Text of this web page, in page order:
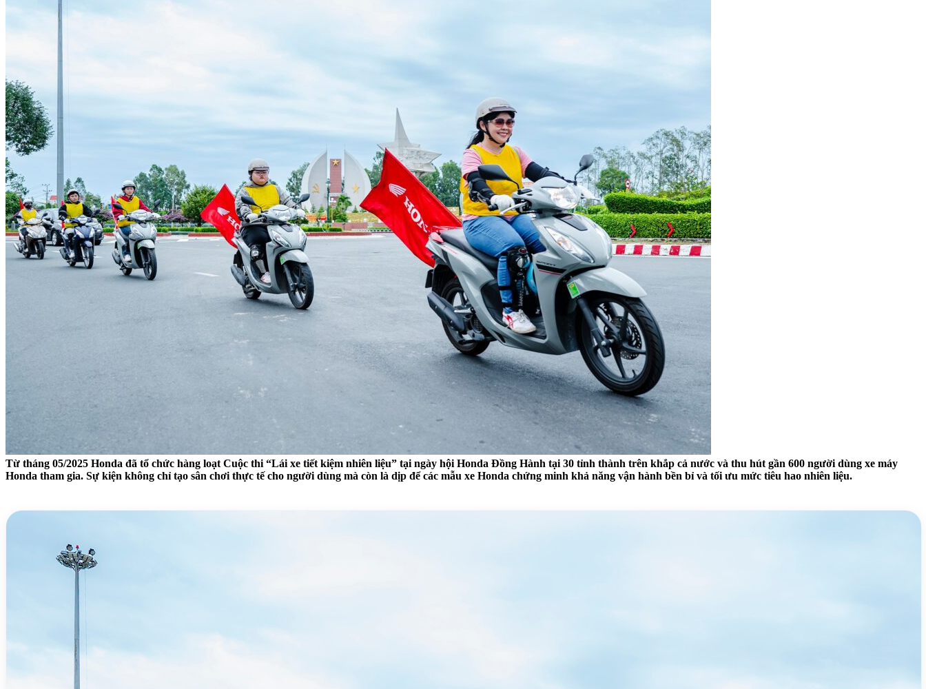
Từ tháng 05/2025 Honda đã tổ chức hàng loạt Cuộc thi “Lái xe tiết kiệm nhiên liệu” tại ngày hội Honda Đồng Hành tại 30 tỉnh thành trên khắp cả nước và thu hút gần 600 người dùng xe máy
Honda tham gia. Sự kiện không chỉ tạo sân chơi thực tế cho người dùng mà còn là dịp để các mẫu xe Honda chứng minh khả năng vận hành bền bỉ và tối ưu mức tiêu hao nhiên liệu.